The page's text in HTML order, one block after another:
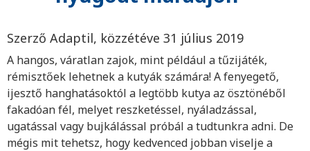
Szerző Adaptil, közzétéve 31 július 2019
A hangos, váratlan zajok, mint például a tűzijáték,
rémisztőek lehetnek a kutyák számára! A fenyegető,
ijesztő hanghatásoktól a legtöbb kutya az ösztönéből
fakadóan fél, melyet reszketéssel, nyáladzással,
ugatással vagy bujkálással próbál a tudtunkra adni. De
mégis mit tehetsz, hogy kedvenced jobban viselje a